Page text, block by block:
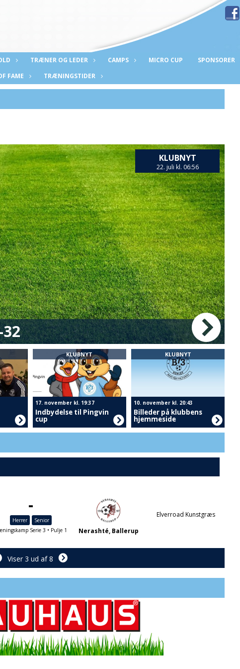
TRÆNER OG LEDER CAMPS MICRO CUP SPONSORER
FAME TRÆNINGSTIDER
KLUBNYT
22. juli kl. 06:56
KLUBNYT
17. november kl. 19:37
Indbydelse til Pingvin
cup
KLUBNYT
10. november kl. 20:43
Billeder på klubbens
hjemmeside
-
Herrer
Senior
Serie 3 • Pulje 1
Nerashté, Ballerup
Elverroad Kunstgræs
Viser 3 ud af 8